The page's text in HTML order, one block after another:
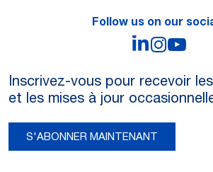
Follow us on our
LinkedIn
Inscrivez-vous pour recevoir
et les mises à jour
S'ABONNER MAINTENANT